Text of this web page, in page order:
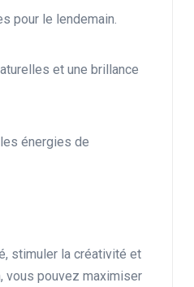
pour le lendemain.
et une brillance
énergies de
stimuler la créativité et
vous pouvez maximiser
dans un diamant